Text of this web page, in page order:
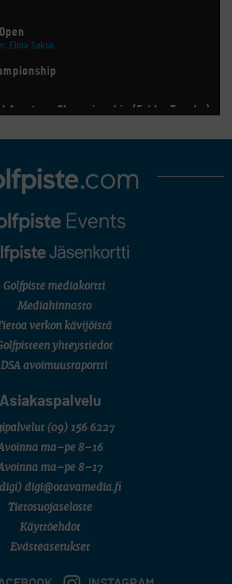
Elina Saksa
Amateur Championship (Erkko Trophy)
Amateur Championship (+ U21
Championship
2026
Golf)
Golfpiste mediakortti
Mediahinnasto
verkon kävijöistä
yhteystiedot
DSA avoimuusraportti
Asiakaspalvelu
(09) 156 6227
ma–pe 8–16
ma–pe 8–17
digi@otavamedia.fi
Tietosuojaseloste
Käyttöehdot
Evästeasetukset